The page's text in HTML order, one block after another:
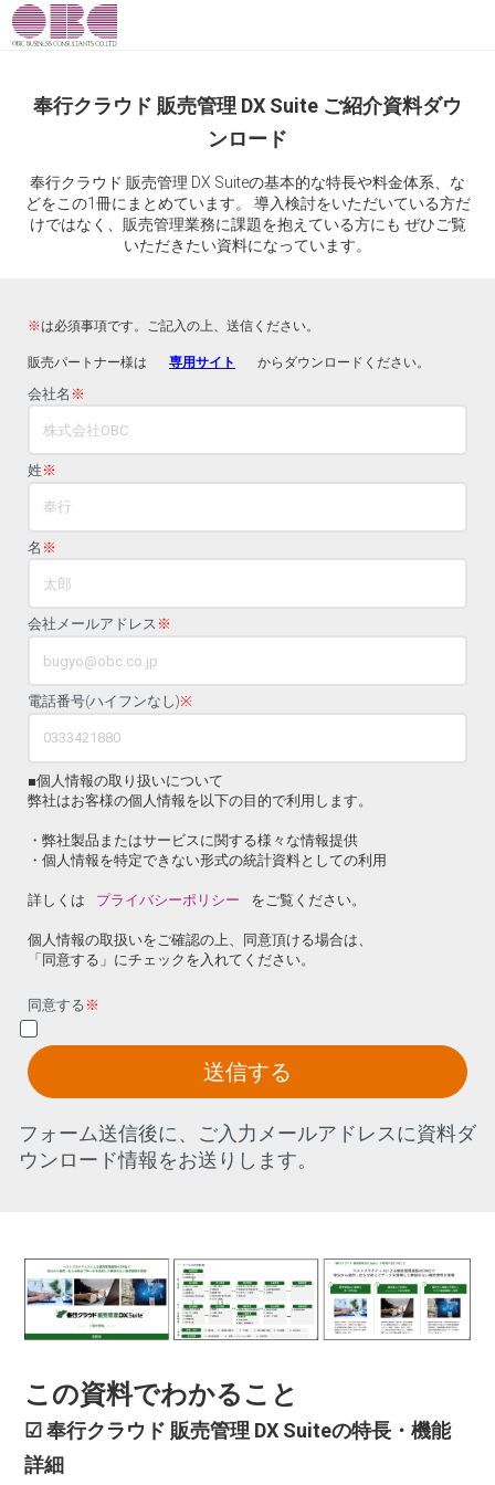
奉行クラウド 販売管理 DX Suite ご紹介資料ダウ
ンロード
奉行クラウド 販売管理 DX Suiteの基本的な特長や料金体系、な
どをこの1冊にまとめています。 導入検討をいただいている方だ
けではなく、販売管理業務に課題を抱えている方にも ぜひご覧
いただきたい資料になっています。
※は必須事項です。ご記入の上、送信ください。
販売パートナー様は 専用サイト からダウンロードください。
会社名 ※
姓 ※
名 ※
会社メールアドレス ※
電話番号(ハイフンなし)※
■個人情報の取り扱いについて
弊社はお客様の個人情報を以下の目的で利用します。
・弊社製品またはサービスに関する様々な情報提供
・個人情報を特定できない形式の統計資料としての利用
詳しくは プライバシーポリシー をご覧ください。
個人情報の取扱いをご確認の上、同意頂ける場合は、
「同意する」にチェックを入れてください。
同意する ※
送信する
フォーム送信後に、ご入力メールアドレスに資料ダ
ウンロード情報をお送りします。
この資料でわかること
☑ 奉行クラウド 販売管理 DX Suiteの特長・機能
詳細